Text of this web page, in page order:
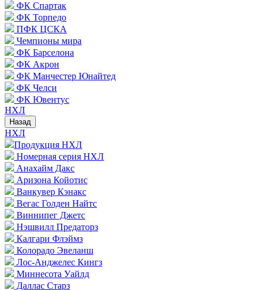
ФК Спартак
ФК Торпедо
ПФК ЦСКА
Чемпионы мира
ФК Барселона
ФК Акрон
ФК Манчестер Юнайтед
ФК Челси
ФК Ювентус
НХЛ
Назад
НХЛ
Продукция НХЛ
Номерная серия НХЛ
Анахайм Дакс
Аризона Койотис
Ванкувер Кэнакс
Вегас Голден Найтс
Виннипег Джетс
Нэшвилл Предаторз
Калгари Флэймз
Колорадо Эвеланш
Лос-Анджелес Кингз
Миннесота Уайлд
Даллас Старз